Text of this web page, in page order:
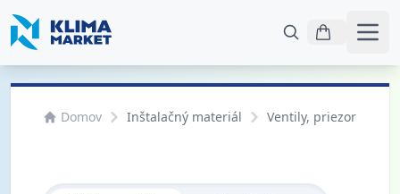
Domov Inštalačný materiál Ventily, priezorníky